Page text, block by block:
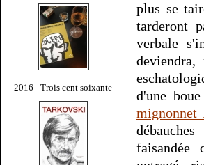
2016 - Trois cent soixante
plus se
tarderont
verbale
d'une
mignonnet